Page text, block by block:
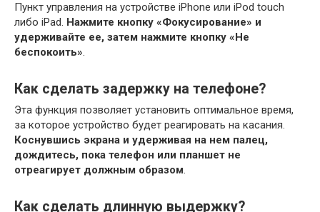
Пункт управления на устройстве iPhone или iPod touch
либо iPad. Нажмите кнопку «Фокусирование» и
удерживайте ее, затем нажмите кнопку «Не
беспокоить».
Как сделать задержку на телефоне?
Эта функция позволяет установить оптимальное время,
за которое устройство будет реагировать на касания.
Коснувшись экрана и удерживая на нем палец,
дождитесь, пока телефон или планшет не
отреагирует должным образом.
Как сделать длинную выдержку?